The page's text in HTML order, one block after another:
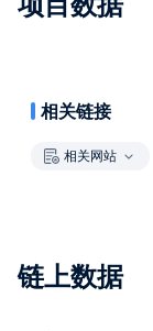
相关链接
相关网站
链上数据